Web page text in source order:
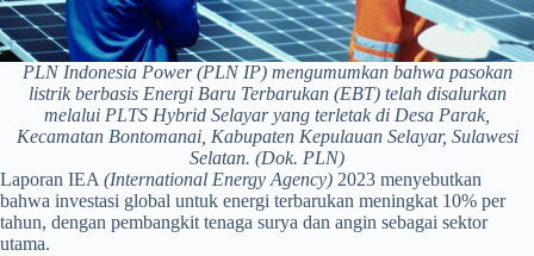
PLN Indonesia Power (PLN IP) mengumumkan bahwa pasokan
listrik berbasis Energi Baru Terbarukan (EBT) telah disalurkan
melalui PLTS Hybrid Selayar yang terletak di Desa Parak,
Kecamatan Bontomanai, Kabupaten Kepulauan Selayar, Sulawesi
Selatan. (Dok. PLN)
Laporan IEA (International Energy Agency) 2023 menyebutkan
bahwa investasi global untuk energi terbarukan meningkat 10% per
tahun, dengan pembangkit tenaga surya dan angin sebagai sektor
utama.